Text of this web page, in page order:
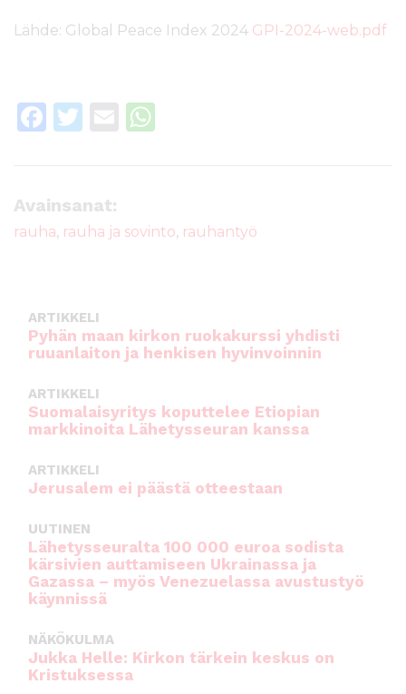
Lähde: Global Peace Index 2024 GPI-2024-web.pdf
F
e
b
k
T
te
r
E
A
Avainsanat:
rauha, rauha ja sovinto, rauhantyö
ARTIKKELI
Pyhän maan kirkon ruokakurssi yhdisti
ruuanlaiton ja henkisen hyvinvoinnin
ARTIKKELI
Suomalaisyritys koputtelee Etiopian
markkinoita Lähetysseuran kanssa
ARTIKKELI
Jerusalem ei päästä otteestaan
UUTINEN
Lähetysseuralta 100 000 euroa sodista
kärsivien auttamiseen Ukrainassa ja
Gazassa – myös Venezuelassa avustustyö
käynnissä
NÄKÖKULMA
Jukka Helle: Kirkon tärkein keskus on
Kristuksessa